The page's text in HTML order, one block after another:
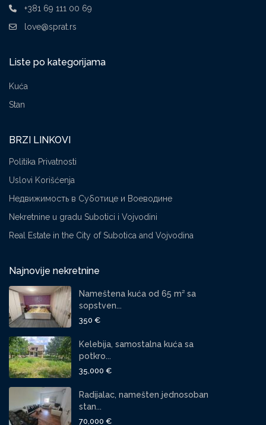
+381 69 111 00 69
love@sprat.rs
Liste po kategorijama
Kuća
Stan
BRZI LINKOVI
Politika Privatnosti
Uslovi Korišćenja
Недвижимость в Суботице и Воеводине
Nekretnine u gradu Subotici i Vojvodini
Real Estate in the City of Subotica and Vojvodina
Najnovije nekretnine
Nameštena kuća od 65 m² sa
sopstven...
350 €
Kelebija, samostalna kuća sa
potkro...
35,000 €
Radijalac, namešten jednosoban
stan...
70,000 €